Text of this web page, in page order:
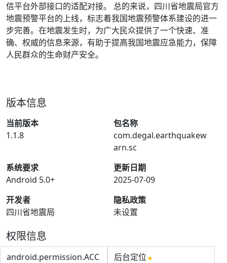
信平台外部接口的适配对接。 总的来说，四川省地震局官方
地震预警平台的上线，标志着我国地震预警体系建设的进一
步完善。在地震发生时，为广大民众提供了一个快速、准
确、权威的信息来源，有助于提高我国地震应急能力，保障
人民群众的生命财产安全。
版本信息
当前版本
1.1.8
包名称
com.degal.earthquakew
arn.sc
系统要求
Android 5.0+
更新日期
2025-07-09
开发者
四川省地震局
隐私政策
未设置
权限信息
android.permission.ACC
后台定位